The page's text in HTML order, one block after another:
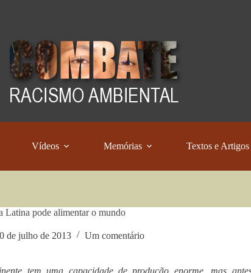
Vídeos Memórias Textos e Artigos
Latina pode alimentar o mundo
de julho de 2013 Um comentário
tem uma capacidade de produção enorme, mas